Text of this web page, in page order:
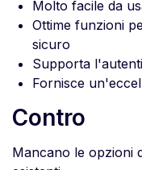
Molto facile da
Ottime funzioni
sicuro
Supporta
Fornisce
Contro
Mancano le opzioni